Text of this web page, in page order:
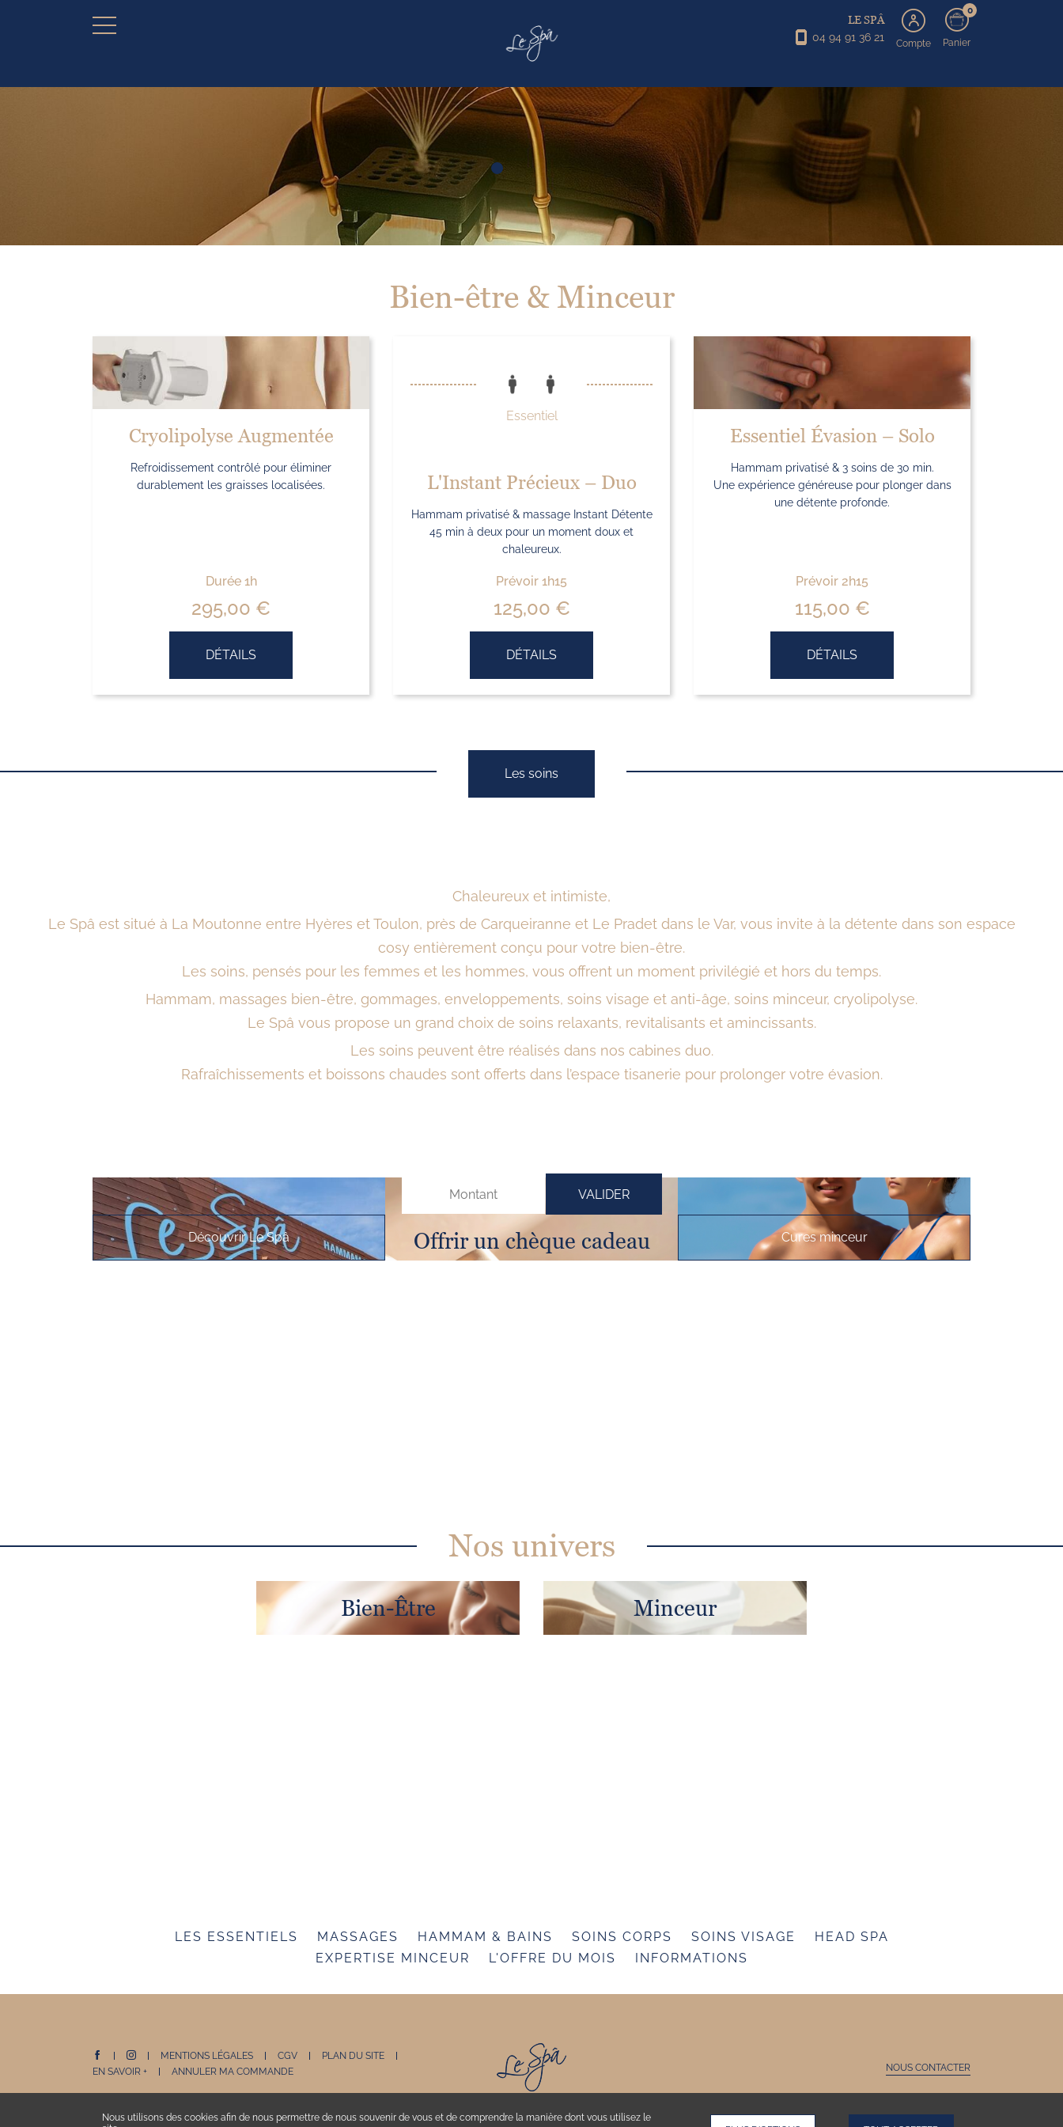
Nous utilisons des cookies afin de nous permettre de nous souvenir de vous et de comprendre la manière dont vous utilisez le
LE SPÂ
04 94 91 36 21
Compte
0
Panier
Bien-être & Minceur
Cryolipolyse Augmentée
Refroidissement contrôlé pour éliminer
durablement les graisses localisées.
Durée 1h
295,00 €
DÉTAILS
Essentiel
L'Instant Précieux – Duo
Hammam privatisé & massage Instant Détente
45 min à deux pour un moment doux et
chaleureux.
Prévoir 1h15
125,00 €
DÉTAILS
Essentiel Évasion – Solo
Hammam privatisé & 3 soins de 30 min.
Une expérience généreuse pour plonger dans
une détente profonde.
Prévoir 2h15
115,00 €
DÉTAILS
Les soins
Chaleureux et intimiste,
Le Spâ est situé à La Moutonne entre Hyères et Toulon, près de Carqueiranne et Le Pradet dans le Var, vous invite à la détente dans son espace
cosy entièrement conçu pour votre bien-être.
Les soins, pensés pour les femmes et les hommes, vous offrent un moment privilégié et hors du temps.
Hammam, massages bien-être, gommages, enveloppements, soins visage et anti-âge, soins minceur, cryolipolyse.
Le Spâ vous propose un grand choix de soins relaxants, revitalisants et amincissants.
Les soins peuvent être réalisés dans nos cabines duo.
Rafraîchissements et boissons chaudes sont offerts dans l’espace tisanerie pour prolonger votre évasion.
Découvrir Le Spâ Offrir un chèque cadeau
VALIDER
Cures minceur
Nos univers
Bien-Être Minceur
LES ESSENTIELS MASSAGES HAMMAM & BAINS SOINS CORPS SOINS VISAGE
HEAD SPA
EXPERTISE MINCEUR
L'OFFRE DU MOIS INFORMATIONS
MENTIONS LÉGALES CGV
PLAN DU SITE
EN SAVOIR +
ANNULER MA COMMANDE NOUS CONTACTER